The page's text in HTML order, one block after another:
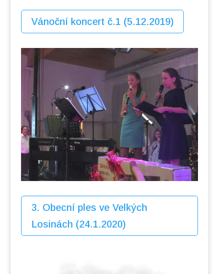
Vánoční koncert č.1 (5.12.2019)
3. Obecní ples ve Velkých
Losinách (24.1.2020)